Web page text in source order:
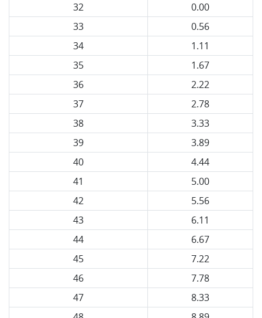
32
0.00
33
0.56
34
1.11
35
1.67
36
2.22
37
2.78
38
3.33
39
3.89
40
4.44
41
5.00
42
5.56
43
6.11
44
6.67
45
7.22
46
7.78
47
8.33